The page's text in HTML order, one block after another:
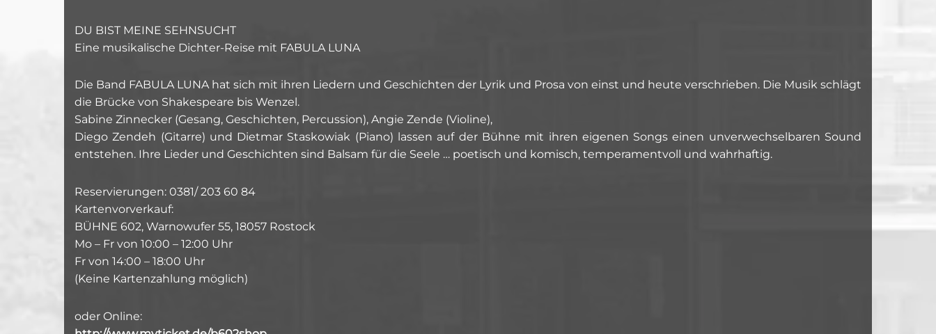
DU BIST MEINE SEHNSUCHT
Eine musikalische Dichter-Reise mit FABULA LUNA
Die Band FABULA LUNA hat sich mit ihren Liedern und Geschichten der Lyrik und Prosa von einst und heute verschrieben. Die Musik schlägt
die Brücke von Shakespeare bis Wenzel.
Sabine Zinnecker (Gesang, Geschichten, Percussion), Angie Zende (Violine),
Diego Zendeh (Gitarre) und Dietmar Staskowiak (Piano) lassen auf der Bühne mit ihren eigenen Songs einen unverwechselbaren Sound
entstehen. Ihre Lieder und Geschichten sind Balsam für die Seele … poetisch und komisch, temperamentvoll und wahrhaftig.
Reservierungen: 0381/ 203 60 84
Kartenvorverkauf:
BÜHNE 602, Warnowufer 55, 18057 Rostock
Mo – Fr von 10:00 – 12:00 Uhr
Fr von 14:00 – 18:00 Uhr
(Keine Kartenzahlung möglich)
oder Online: